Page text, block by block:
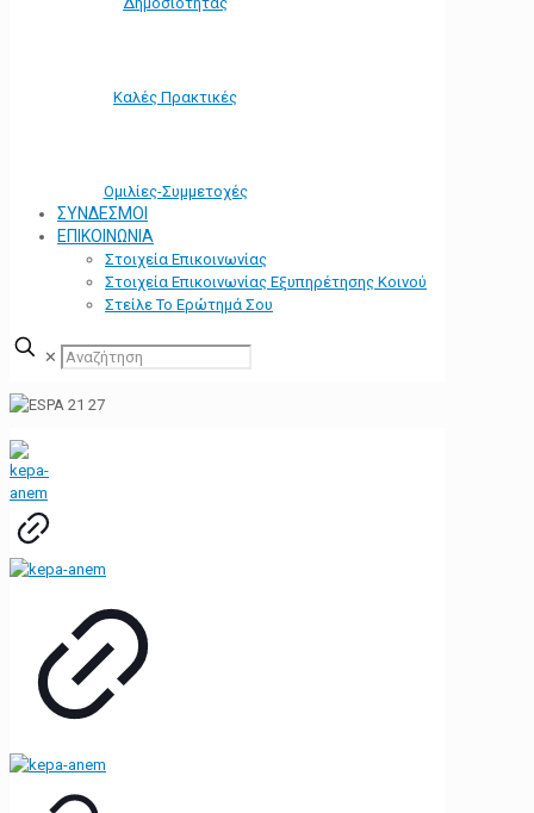
Καλές Πρακτικές
Ομιλίες-Συμμετοχές
ΣΥΝΔΕΣΜΟΙ
ΕΠΙΚΟΙΝΩΝΙΑ
Στοιχεία Επικοινωνίας
Στοιχεία Επικοινωνίας Εξυπηρέτησης Κοινού
Στείλε Το Ερώτημά Σου
✕